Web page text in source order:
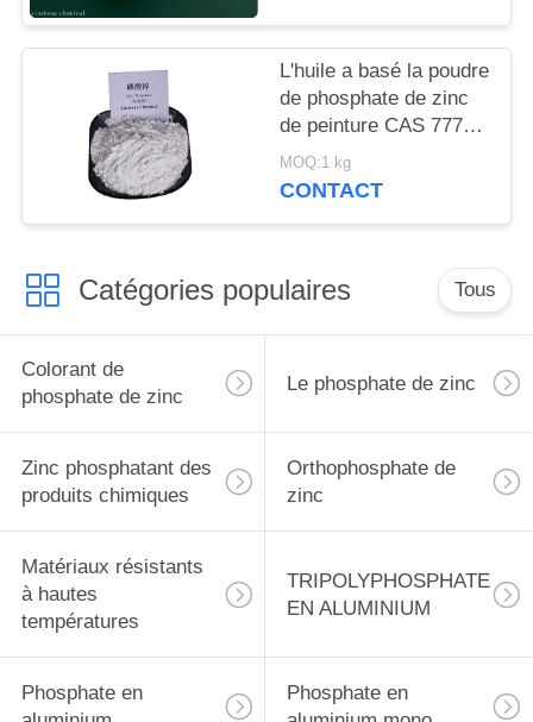
POLICY
L'huile a basé la poudre
de phosphate de zinc
de peinture CAS 7779-
90-0 pour le bateau et
les structures
MOQ:1 kg
CONTACT
Catégories populaires Tous
Colorant de
phosphate de zinc
Le phosphate de zinc
Zinc phosphatant des
produits chimiques
Orthophosphate de
zinc
Matériaux résistants
à hautes
températures
TRIPOLYPHOSPHATE
EN ALUMINIUM
Phosphate en
Phosphate en